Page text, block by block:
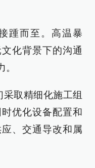
踵而至。高温暴
化背景下的沟通
取精细化施工组
优化设备配置和
、交通导改和属